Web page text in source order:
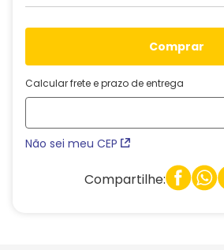
comprar
Calcular frete e prazo de entrega
Não sei meu CEP
Compartilhe: